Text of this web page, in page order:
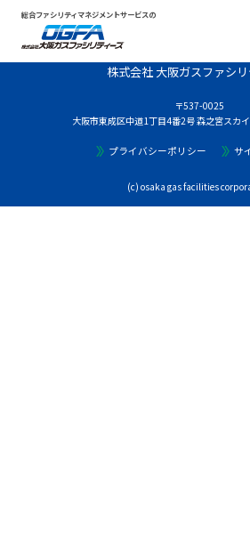
総合ファシリティマネジメントサービスの
株式会社 大阪ガスファシ
〒537-0025
大阪市東成区中道1丁目4番2号 森之宮スカ
プライバシーポリシー サ
(c) osaka gas facilities